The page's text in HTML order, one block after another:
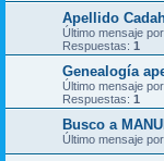
Apellido
Último mensaje por
Respuestas: 1
Genealogía
Último mensaje por
Respuestas: 1
Busco a
Último mensaje por